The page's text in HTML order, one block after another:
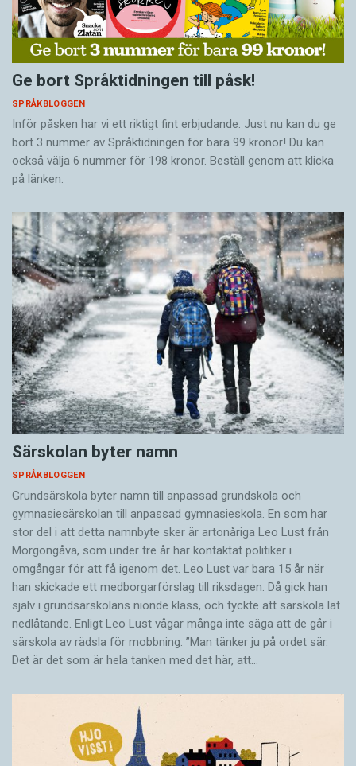
Ge bort Språktidningen till påsk!
SPRÅKBLOGGEN
Inför påsken har vi ett riktigt fint erbjudande. Just nu kan du ge
bort 3 nummer av Språktidningen för bara 99 kronor! Du kan
också välja 6 nummer för 198 kronor. Beställ genom att klicka
på länken.
Särskolan byter namn
SPRÅKBLOGGEN
Grundsärskola byter namn till anpassad grundskola och
gymnasiesärskolan till anpassad gymnasieskola. En som har
stor del i att detta namnbyte sker är artonåriga Leo Lust från
Morgongåva, som under tre år har kontaktat politiker i
omgångar för att få igenom det. Leo Lust var bara 15 år när
han skickade ett medborgarförslag till riksdagen. Då gick han
själv i grundsärskolans nionde klass, och tyckte att särskola lät
nedlåtande. Enligt Leo Lust vågar många inte säga att de går i
särskola av rädsla för mobbning: ”Man tänker ju på ordet sär.
Det är det som är hela tanken med det här, att…